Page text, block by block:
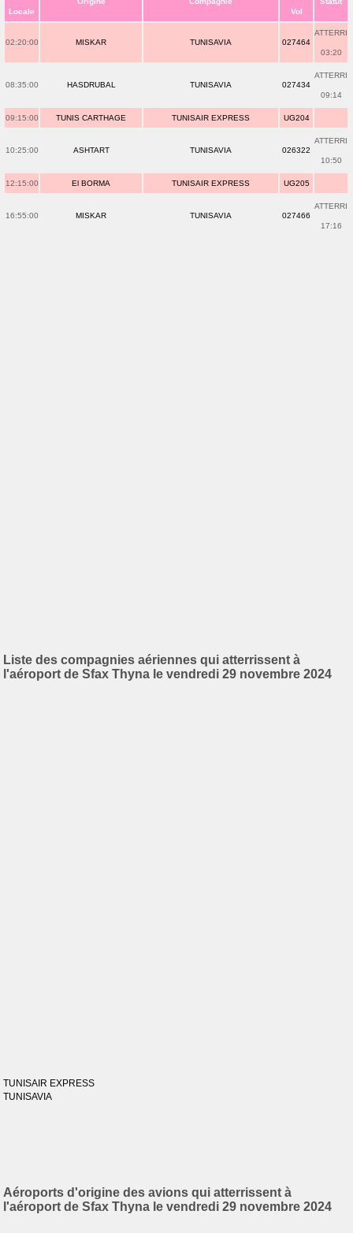
Locale Vol
02:20:00 MISKAR TUNISAVIA 027464
ATTERRI
03:20
08:35:00 HASDRUBAL TUNISAVIA 027434
ATTERRI
09:14
09:15:00 TUNIS CARTHAGE TUNISAIR EXPRESS UG204
10:25:00 ASHTART TUNISAVIA 026322
ATTERRI
10:50
12:15:00 El BORMA TUNISAIR EXPRESS UG205
16:55:00 MISKAR TUNISAVIA 027466
ATTERRI
17:16
Liste des compagnies aériennes qui atterrissent à
l'aéroport de Sfax Thyna le vendredi 29 novembre 2024
TUNISAIR EXPRESS
TUNISAVIA
Aéroports d'origine des avions qui atterrissent à
l'aéroport de Sfax Thyna le vendredi 29 novembre 2024